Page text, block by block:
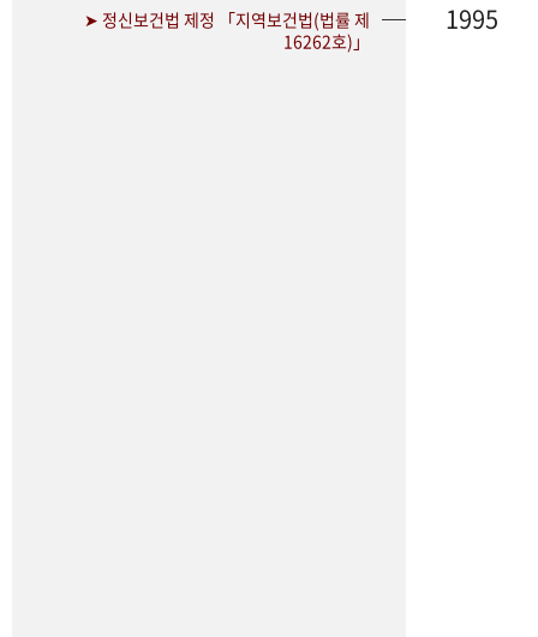
➤ 정신보건법 제정 「지역보건법(법률 제
16262호)」
1995